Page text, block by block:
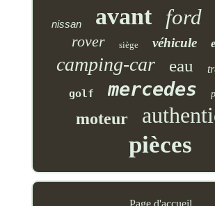
nissan avant ford
rover siège véhicule
camping-car eau
golf mercedes
moteur
pièces
Page d'accueil